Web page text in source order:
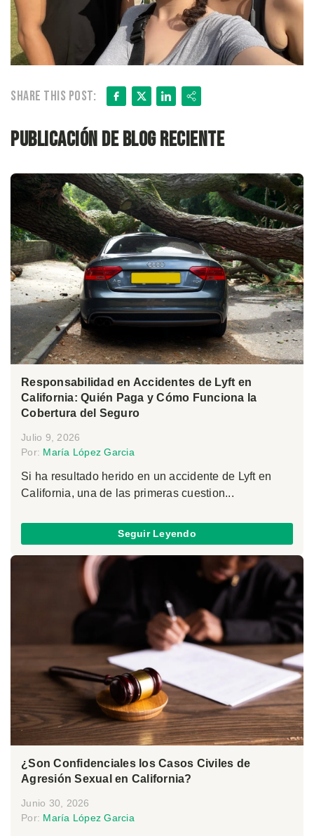
Share this post: Facebook
X LinkedIn
Share
Publicación de blog reciente
Responsabilidad en Accidentes de Lyft en
California: Quién Paga y Cómo Funciona la
Cobertura del Seguro
Julio 9, 2026
Por: María López Garcia
Si ha resultado herido en un accidente de Lyft en
California, una de las primeras cuestion...
Seguir Leyendo
¿Son Confidenciales los Casos Civiles de
Agresión Sexual en California?
Junio 30, 2026
Por: María López Garcia